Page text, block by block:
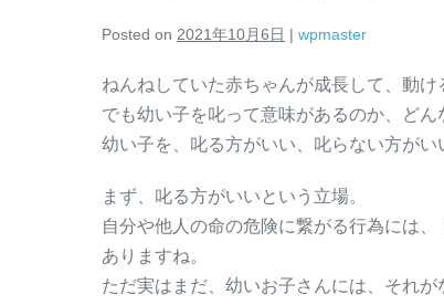
Posted on 2021年10月6日 | wpmaster
ねんねしていた赤ちゃんが成長して、動
でも幼い子を叱って意味があるのか、ど
幼い子を、叱る方がいい、叱らない方がい
まず、叱る方がいいという立場。
自分や他人の命の危険に繋がる行為には
ありますね。
ただ実はまだ、幼いお子さんには、それ